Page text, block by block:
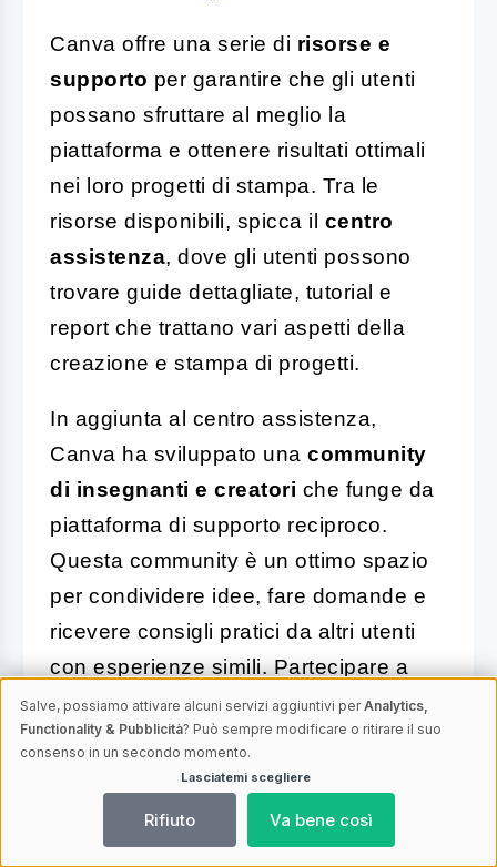
Canva offre una serie di risorse e
supporto per garantire che gli utenti
possano sfruttare al meglio la
piattaforma e ottenere risultati ottimali
nei loro progetti di stampa. Tra le
risorse disponibili, spicca il centro
assistenza, dove gli utenti possono
trovare guide dettagliate, tutorial e
report che trattano vari aspetti della
creazione e stampa di progetti.
In aggiunta al centro assistenza,
Canva ha sviluppato una community
di insegnanti e creatori che funge da
piattaforma di supporto reciproco.
Questa community è un ottimo spazio
per condividere idee, fare domande e
ricevere consigli pratici da altri utenti
con esperienze simili. Partecipare a
discussioni e forum può arricchire
ulteriormente le competenze e la
creatività degli utenti.
Inoltre, Canva offre anchewebinar e
Salve, possiamo attivare alcuni servizi aggiuntivi perAnalytics,
Functionality & Pubblicità? Può sempre modificare o ritirare il suo
consenso in un secondo momento.
Lasciatemi scegliere
Rifiuto Va bene così